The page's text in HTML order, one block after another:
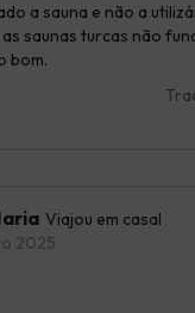
a sauna e não a
saunas turcas não
bom.
Viajou em casal
2025